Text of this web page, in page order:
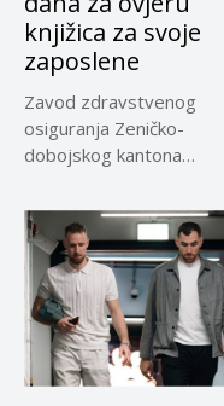
knjižica za svoje
zaposlene
Zavod zdravstvenog
osiguranja Zeničko-
dobojskog kantona
30 dana...